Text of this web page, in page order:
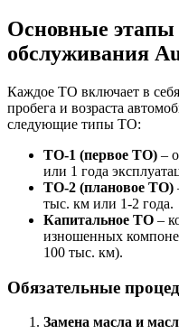
Основные этапы
обслуживания
Каждое ТО включает в
пробега и возраста
следующие типы ТО:
ТО-1 (первое ТО) –
или 1 года
ТО-2 (плановое ТО)
тыс. км или 1-2 года.
Капитальное ТО –
изношенных
100 тыс. км).
Обязательные
Замена масла и